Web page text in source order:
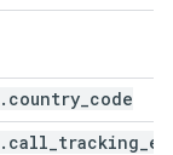
. country code
. call tracking